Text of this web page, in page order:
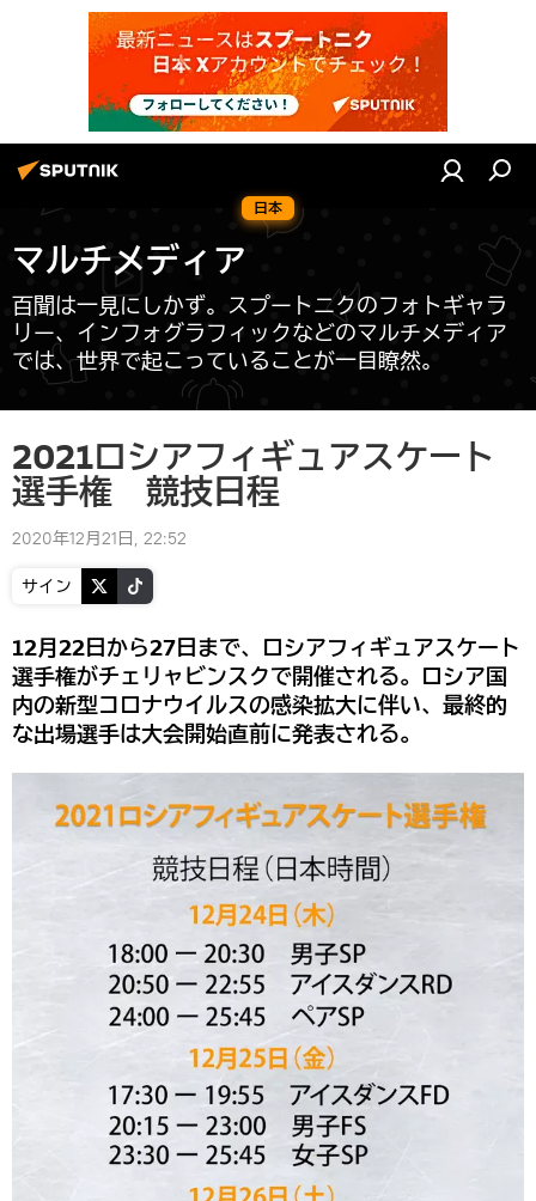
日本
マルチメディア
百聞は一見にしかず。スプートニクのフォトギャラ
リー、インフォグラフィックなどのマルチメディア
では、世界で起こっていることが一目瞭然。
2021ロシアフィギュアスケート
選手権 競技日程
2020年12月21日, 22:52
サイン
12月22日から27日まで、ロシアフィギュアスケート
選手権がチェリャビンスクで開催される。ロシア国
内の新型コロナウイルスの感染拡大に伴い、最終的
な出場選手は大会開始直前に発表される。